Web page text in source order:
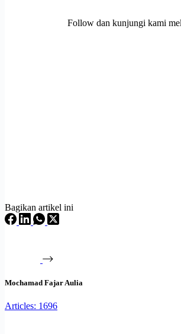
Follow dan kunjungi kami
Bagikan artikel ini
Mochamad Fajar Aulia
Articles: 1696